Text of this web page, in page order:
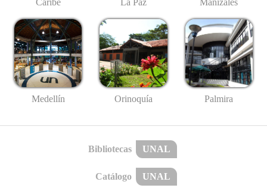
Caribe La Paz Manizales
Medellín Orinoquía Palmira
Bibliotecas UNAL
Catálogo UNAL